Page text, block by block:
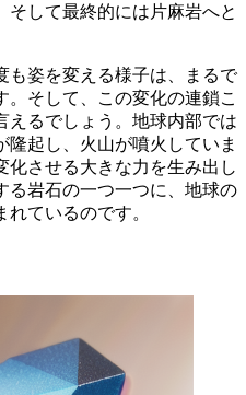
そして最終的には片麻岩へと
も姿を変える様子は、まるで
そして、
この変化の連鎖こ
えるでしょう。地球内部では
起し、火山が噴火していま
化させる大きな力を生み出し
岩石の一つ一つに、 地球の
れているのです。